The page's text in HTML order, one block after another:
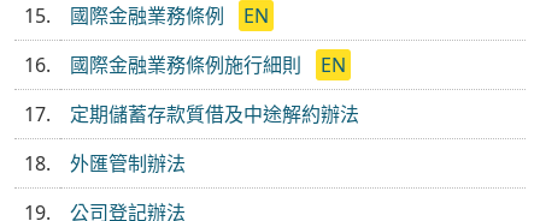
15.
國際金融業務條例
EN
16.
國際金融業務條例施行細則
EN
17.
定期儲蓄存款質借及中途解約辦法
18.
外匯管制辦法
19.
公司登記辦法